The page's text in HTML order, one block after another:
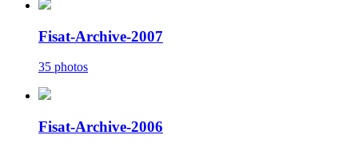
Fisat-Archive-2007
35 photos
Fisat-Archive-2006